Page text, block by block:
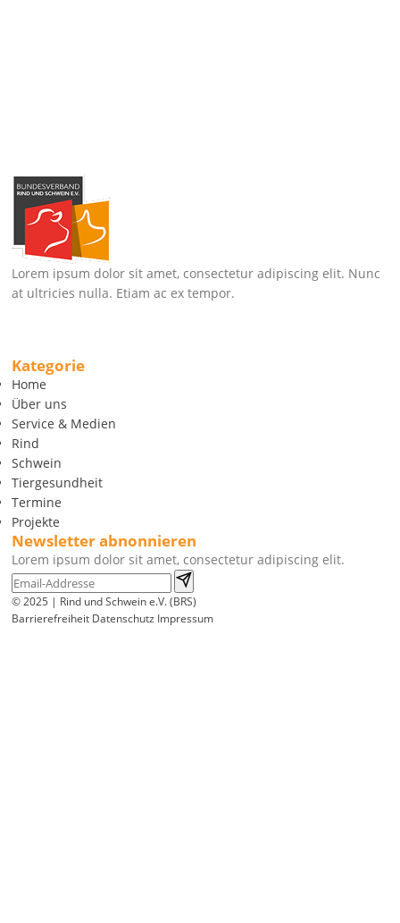
Lorem ipsum dolor sit amet, consectetur adipiscing elit. Nunc
at ultricies nulla. Etiam ac ex tempor.
Kategorie
Home
Über uns
Service & Medien
Rind
Schwein
Tiergesundheit
Termine
Projekte
Newsletter abnonnieren
Lorem ipsum dolor sit amet, consectetur adipiscing elit.
© 2025 | Rind und Schwein e.V. (BRS)
Barrierefreiheit Datenschutz Impressum